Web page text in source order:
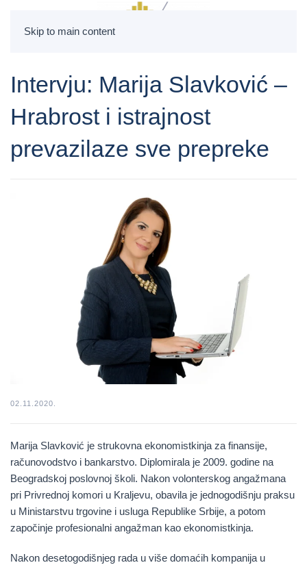
Skip to main content
Intervju: Marija Slavković –
Hrabrost i istrajnost
prevazilaze sve prepreke
02.11.2020.
Marija Slavković je strukovna ekonomistkinja za finansije,
računovodstvo i bankarstvo. Diplomirala je 2009. godine na
Beogradskoj poslovnoj školi. Nakon volonterskog angažmana
pri Privrednoj komori u Kraljevu, obavila je jednogodišnju praksu
u Ministarstvu trgovine i usluga Republike Srbije, a potom
započinje profesionalni angažman kao ekonomistkinja.
Nakon desetogodišnjeg rada u više domaćih kompanija u